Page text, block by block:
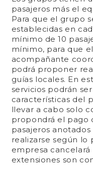
pasajeros más el
Para que el grupo
establecidas en
mínimo de 10
mínimo, para que
acompañante
podrá proponer
guías locales. En
servicios podrán
características del
llevar a cabo solo
propondrá el pago
pasajeros
realizarse según lo
empresa cancelará
extensiones son